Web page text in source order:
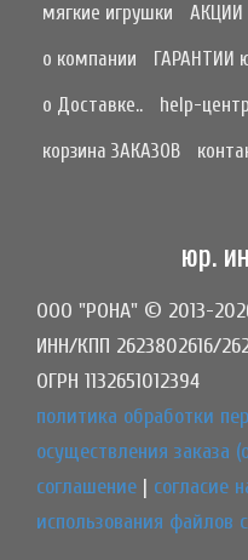
мягкие игрушки
АКЦИИ
о компании
ГАРАНТИИ
о Доставке..
help-
корзина ЗАКАЗОВ
юр.
ООО "РОНА" © 2013-
ИНН/КПП 2623802616/
ОГРН 1132651012394
политика обработки
осуществления заказа
соглашение | согласие
использования файлов